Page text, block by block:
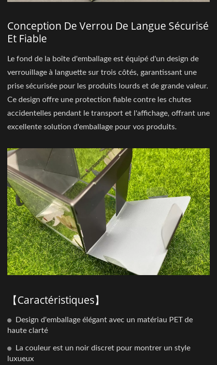
Conception De Verrou De Langue Sécurisé
Et Fiable
Le fond de la boîte d'emballage est équipé d'un design de
verrouillage à languette sur trois côtés, garantissant une
prise sécurisée pour les produits lourds et de grande valeur.
Ce design offre une protection fiable contre les chutes
accidentelles pendant le transport et l'affichage, offrant une
excellente solution d'emballage pour vos produits.
【Caractéristiques】
Design d'emballage élégant avec un matériau PET de
haute clarté
La couleur est un noir discret pour montrer un style
luxueux